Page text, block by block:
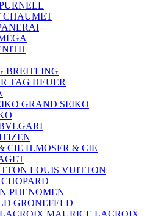
CHAUMET
BREITLING
TAG HEUER
GRAND SEIKO
H.MOSER & CIE
LOUIS VUITTON
CHOPARD
PHENOMEN
GRONEFELD
MAURICE LACROIX